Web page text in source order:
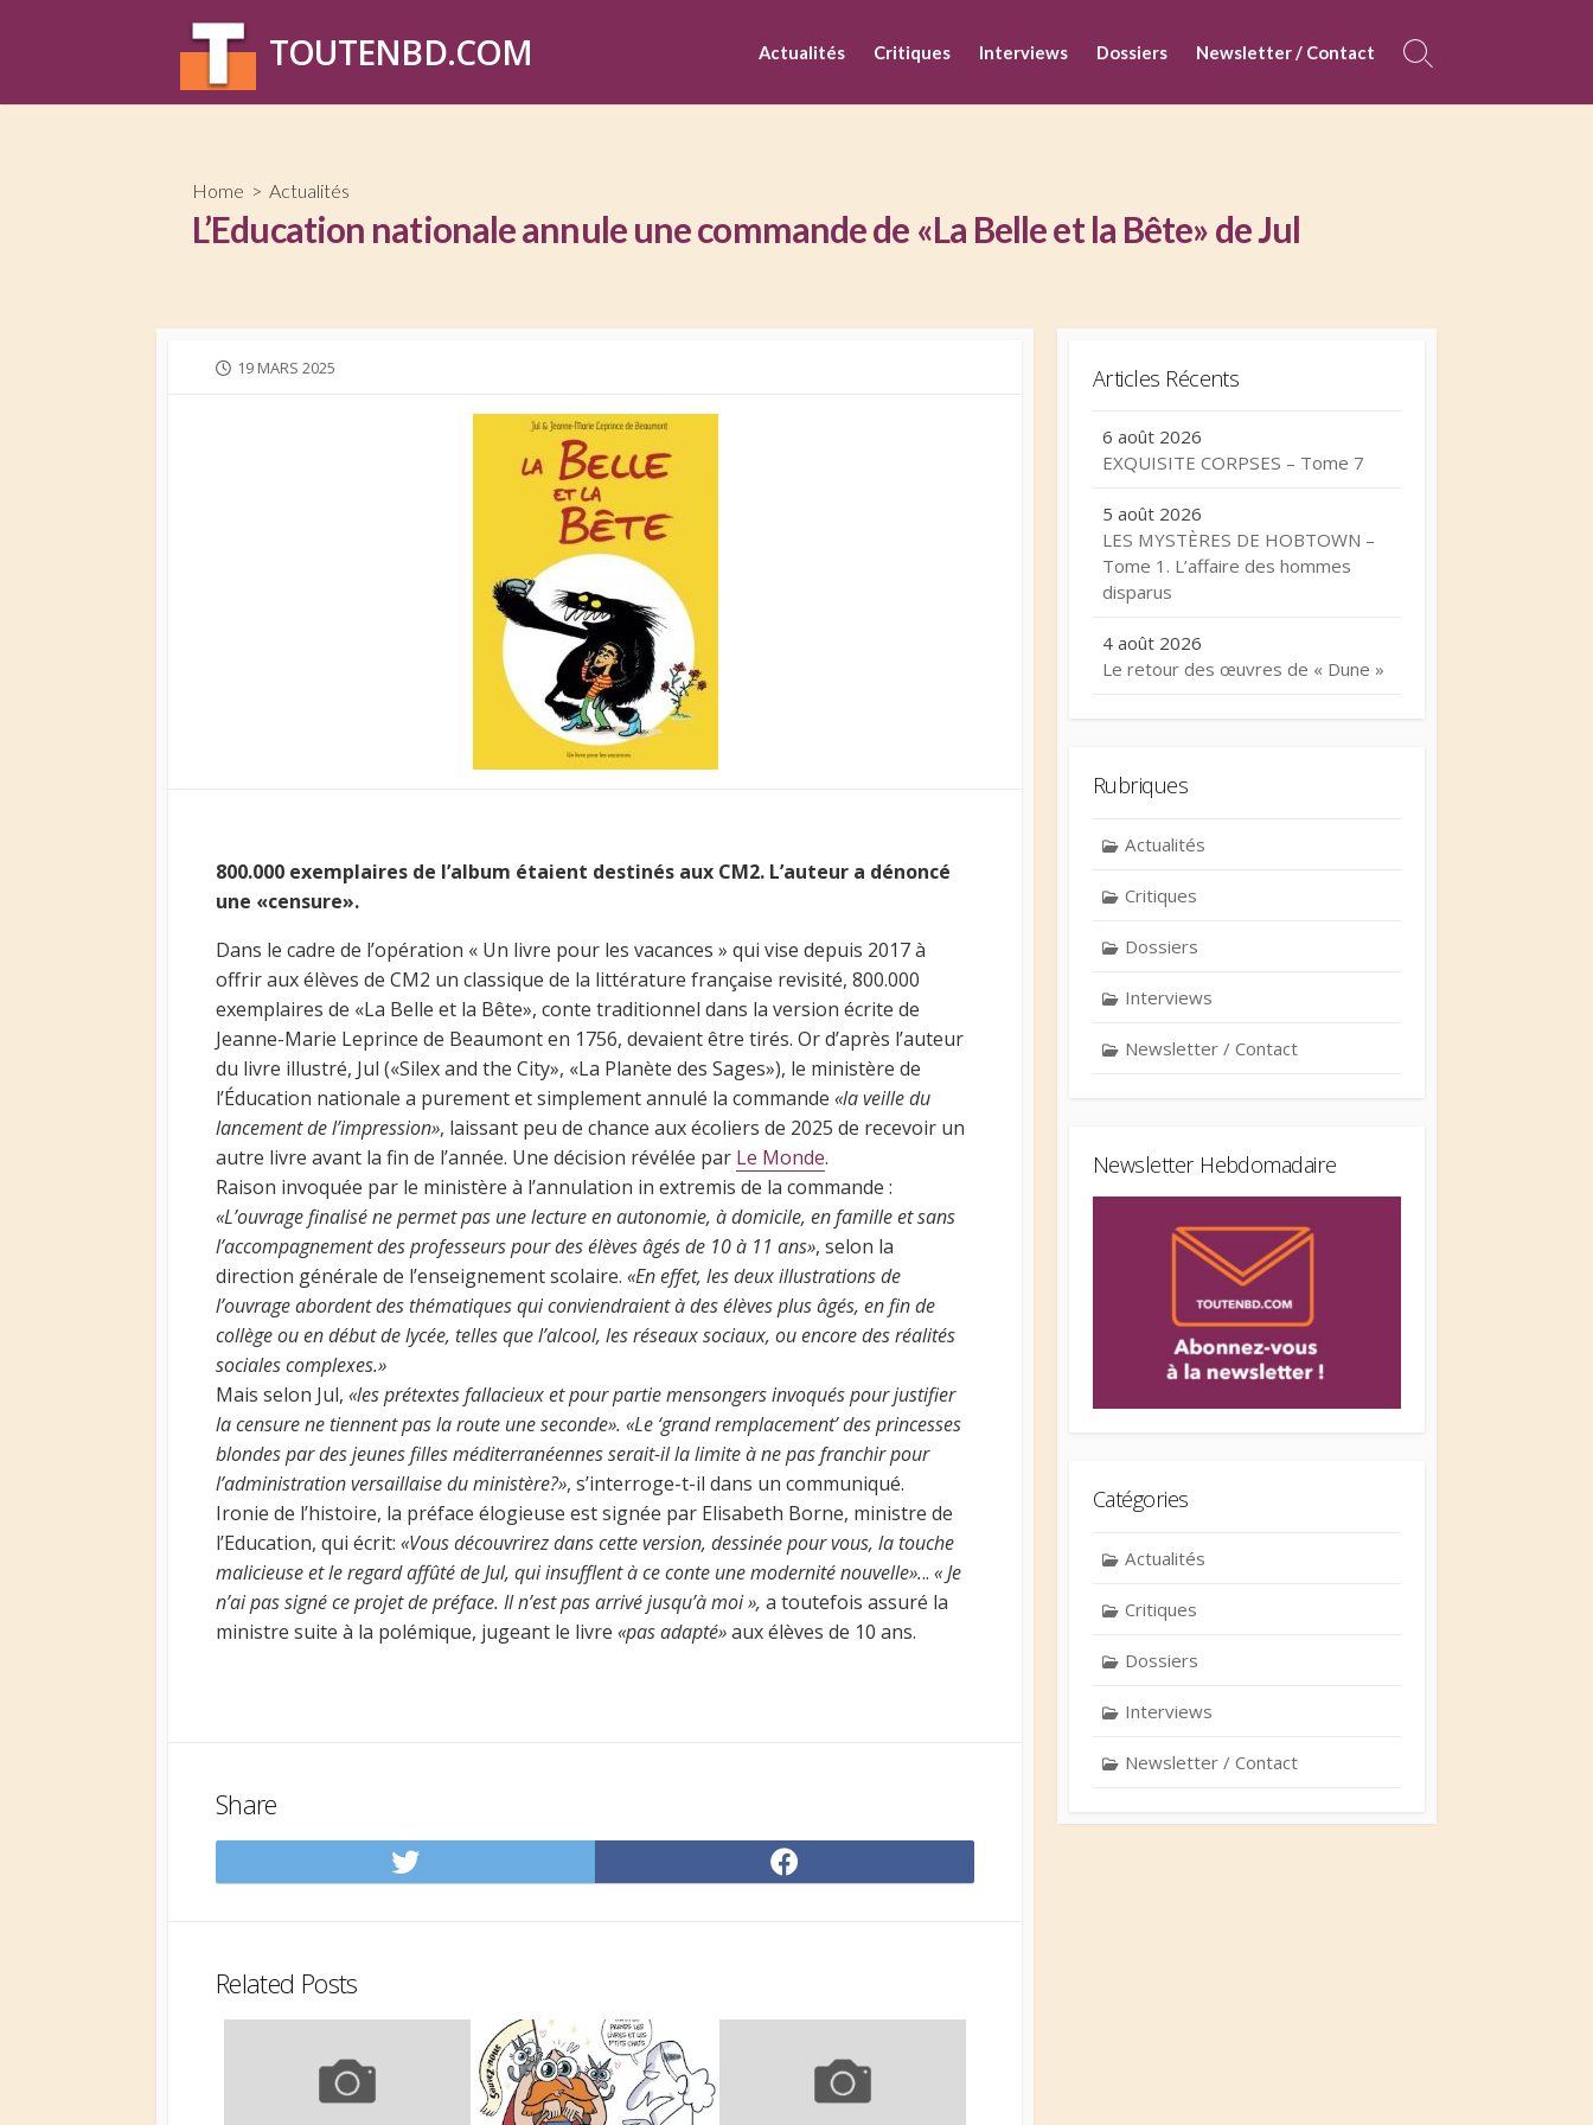
TOUTENBD.COM Actualités Critiques Interviews Dossiers Newsletter / Contact
Search
Home > Actualités
L’Education nationale annule une commande de «La Belle et la Bête» de Jul
PUBLISHED
19 MARS 2025
800.000 exemplaires de l’album étaient destinés aux CM2. L’auteur a dénoncé
une «censure».
Dans le cadre de l’opération « Un livre pour les vacances » qui vise depuis 2017 à
offrir aux élèves de CM2 un classique de la littérature française revisité, 800.000
exemplaires de «La Belle et la Bête», conte traditionnel dans la version écrite de
Jeanne-Marie Leprince de Beaumont en 1756, devaient être tirés. Or d’après l’auteur
du livre illustré, Jul («Silex and the City», «La Planète des Sages»), le ministère de
l’Éducation nationale a purement et simplement annulé la commande «la veille du
lancement de l’impression», laissant peu de chance aux écoliers de 2025 de recevoir un
autre livre avant la fin de l’année. Une décision révélée par Le Monde.
Raison invoquée par le ministère à l’annulation in extremis de la commande :
«L’ouvrage finalisé ne permet pas une lecture en autonomie, à domicile, en famille et sans
l’accompagnement des professeurs pour des élèves âgés de 10 à 11 ans», selon la
direction générale de l’enseignement scolaire. «En effet, les deux illustrations de
l’ouvrage abordent des thématiques qui conviendraient à des élèves plus âgés, en fin de
collège ou en début de lycée, telles que l’alcool, les réseaux sociaux, ou encore des réalités
sociales complexes.»
Mais selon Jul, «les prétextes fallacieux et pour partie mensongers invoqués pour justifier
la censure ne tiennent pas la route une seconde». «Le ‘grand remplacement’ des princesses
blondes par des jeunes filles méditerranéennes serait-il la limite à ne pas franchir pour
l’administration versaillaise du ministère?», s’interroge-t-il dans un communiqué.
Ironie de l’histoire, la préface élogieuse est signée par Elisabeth Borne, ministre de
l’Education, qui écrit: «Vous découvrirez dans cette version, dessinée pour vous, la touche
malicieuse et le regard affûté de Jul, qui insufflent à ce conte une modernité nouvelle»... « Je
n’ai pas signé ce projet de préface. Il n’est pas arrivé jusqu’à moi », a toutefois assuré la
ministre suite à la polémique, jugeant le livre «pas adapté»aux élèves de 10 ans.
Share
Share
on
on
Related Posts
Articles Récents
6 août 2026
EXQUISITE CORPSES – Tome 7
5 août 2026
LES MYSTÈRES DE HOBTOWN –
Tome 1. L’affaire des hommes
disparus
4 août 2026
Le retour des œuvres de « Dune »
Rubriques
Actualités
Critiques
Dossiers
Interviews
Newsletter / Contact
Newsletter Hebdomadaire
Catégories
Actualités
Critiques
Dossiers
Interviews
Newsletter / Contact